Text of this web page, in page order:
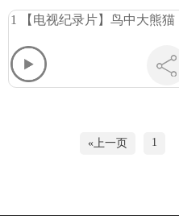
1 【电视纪录片】鸟中大熊猫
«上一页 1